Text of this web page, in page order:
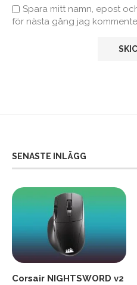
Spara mitt namn, epost
för nästa gång jag
SENASTE INLÄGG
Corsair NIGHTSWORD v2